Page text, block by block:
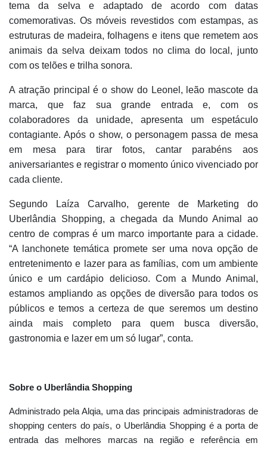
tema da selva e adaptado de acordo com datas
comemorativas. Os móveis revestidos com estampas, as
estruturas de madeira, folhagens e itens que remetem aos
animais da selva deixam todos no clima do local, junto
com os telões e trilha sonora.
A atração principal é o show do Leonel, leão mascote da
marca, que faz sua grande entrada e, com os
colaboradores da unidade, apresenta um espetáculo
contagiante. Após o show, o personagem passa de mesa
em mesa para tirar fotos, cantar parabéns aos
aniversariantes e registrar o momento único vivenciado por
cada cliente.
Segundo Laíza Carvalho, gerente de Marketing do
Uberlândia Shopping, a chegada da Mundo Animal ao
centro de compras é um marco importante para a cidade.
“A lanchonete temática promete ser uma nova opção de
entretenimento e lazer para as famílias, com um ambiente
único e um cardápio delicioso. Com a Mundo Animal,
estamos ampliando as opções de diversão para todos os
públicos e temos a certeza de que seremos um destino
ainda mais completo para quem busca diversão,
gastronomia e lazer em um só lugar”, conta.
Sobre o Uberlândia Shopping
Administrado pela Alqia, uma das principais administradoras de
shopping centers do país, o Uberlândia Shopping é a porta de
entrada das melhores marcas na região e referência em